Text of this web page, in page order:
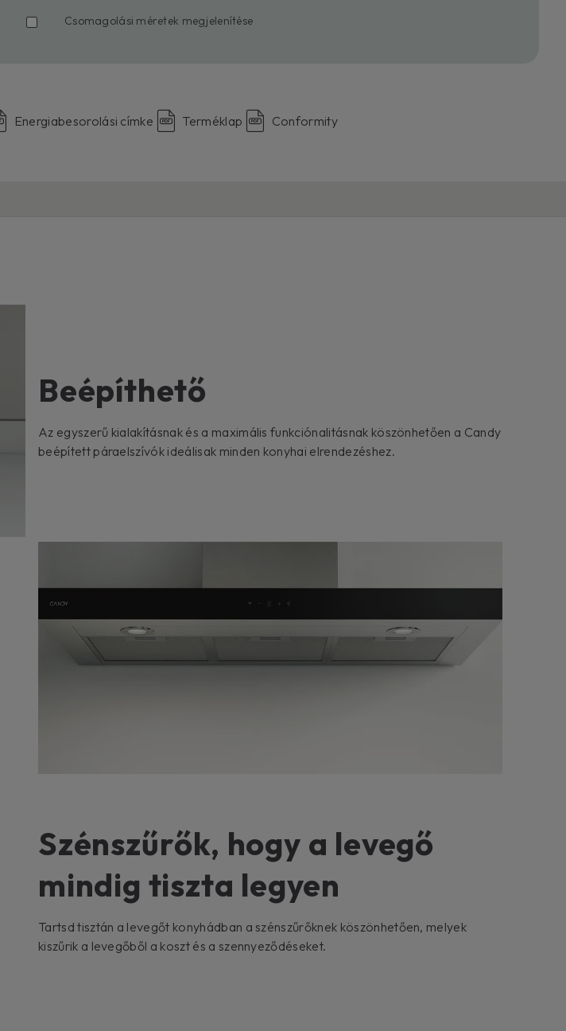
Csomagolási méretek megjelenítése
Energiabesorolási címke Terméklap Conformity
Beépíthető
Az egyszerű kialakításnak és a maximális funkciónalitásnak köszönhetően a Candy
beépített páraelszívók ideálisak minden konyhai elrendezéshez.
Szénszűrők, hogy a levegő
mindig tiszta legyen
Tartsd tisztán a levegőt konyhádban a szénszűrőknek köszönhetően, melyek
kiszűrik a levegőből a koszt és a szennyeződéseket.